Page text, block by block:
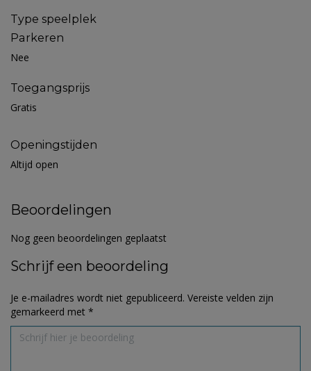
Type speelplek
Parkeren
Nee
Toegangsprijs
Gratis
Openingstijden
Altijd open
Beoordelingen
Nog geen beoordelingen geplaatst
Schrijf een beoordeling
Je e-mailadres wordt niet gepubliceerd. Vereiste velden zijn
gemarkeerd met *